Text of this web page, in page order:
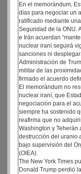
En el memorándum,
días para negociar un
ratificado mediante
Seguridad de la ONU.
e Irán acuerdan
nuclear iraní seguirá
sanciones ni
Administración de
militar de las
firmado el acuerdo
El memorándum no
nuclear iraní, que
negociación para el
siempre ha sostenido
reafirma que no
Washington y
destrucción del uranio
bajo supervisión del
(OIEA).
The New York Times
Donald Trump perdió